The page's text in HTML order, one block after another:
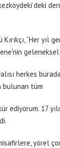
“Her yıl
geleneksel
herkes
bulunan tüm
ediyorum. 17
yörel